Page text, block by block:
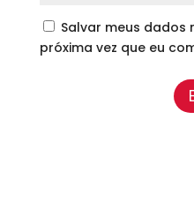
Salvar meus dados
próxima vez que eu